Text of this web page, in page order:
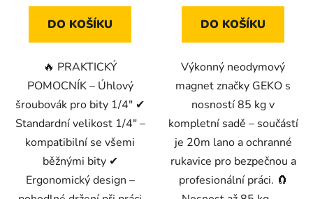
DO KOŠÍKU
🔥 PRAKTICKÝ
POMOCNÍK – Úhlový
šroubovák pro bity 1/4" ✔
Standardní velikost 1/4" –
kompatibilní se všemi
běžnými bity ✔
Ergonomický design –
DO KOŠÍKU
Výkonný neodymový
magnet značky GEKO s
nosností 85 kg v
kompletní sadě – součástí
je 20m lano a ochranné
rukavice pro bezpečnou a
profesionální práci. 🧲